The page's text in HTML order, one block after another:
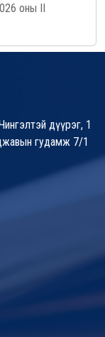
оны II
дүүрэг, 1
гудамж 7/1